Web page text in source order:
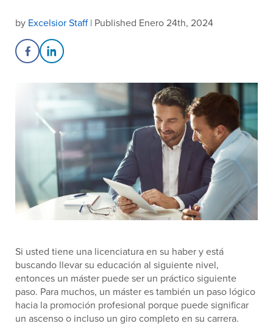
by Excelsior Staff| Published Enero 24th, 2024
Share on Facebook
Share on LinkedIn
Si usted tiene una licenciatura en su haber y está
buscando llevar su educación al siguiente nivel,
entonces un máster puede ser un práctico siguiente
paso. Para muchos, un máster es también un paso lógico
hacia la promoción profesional porque puede significar
un ascenso o incluso un giro completo en su carrera.